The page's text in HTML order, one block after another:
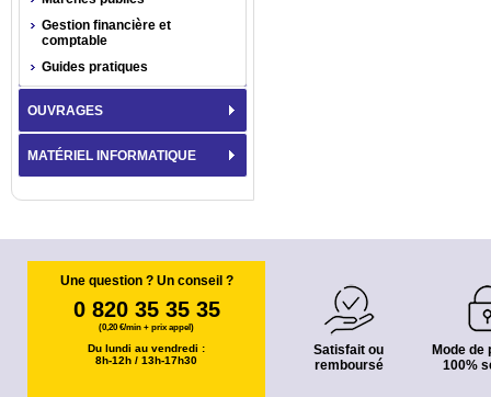
Gestion financière et
comptable
Guides pratiques
OUVRAGES
MATÉRIEL INFORMATIQUE
Une question ? Un conseil ?
0 820 35 35 35
(0,20 €/min + prix appel)
Du lundi au vendredi :
8h-12h / 13h-17h30
Satisfait ou
remboursé
Mode de
100%